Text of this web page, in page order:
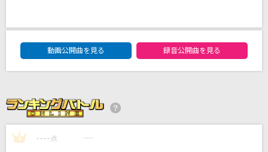
旅路
FMP
神様の言うとおり
まふまふ
DAM★ともボーカルエントリーランキング
動画公開曲を見る
録音公開曲を見る
1 ---- 点 ----